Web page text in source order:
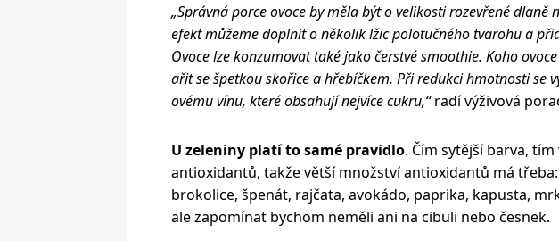
„Správná porce ovoce by měla být o velikosti rozevřené dlaně
efekt můžeme doplnit o několik lžic polotučného tvarohu a
Ovoce lze konzumovat také jako čerstvé smoothie. Koho
ařit se špetkou skořice a hřebíčkem. Při redukci hmotnosti se
ovému vínu, které obsahují nejvíce cukru,“radí výživová
U zeleniny platí to samé pravidlo. Čím sytější barva,
antioxidantů, takže větší množství antioxidantů má třeba:
brokolice, špenát, rajčata, avokádo, paprika, kapusta,
ale zapomínat bychom neměli ani na cibuli nebo česnek.